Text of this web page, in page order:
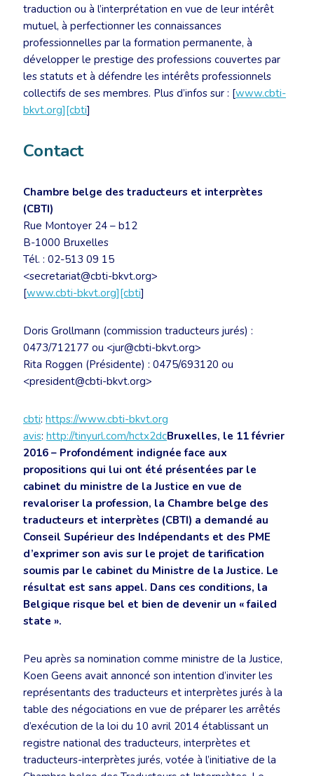
traduction ou à l’interprétation en vue de leur intérêt
mutuel, à perfectionner les connaissances
professionnelles par la formation permanente, à
développer le prestige des professions couvertes par
les statuts et à défendre les intérêts professionnels
collectifs de ses membres. Plus d’infos sur : [www.cbti-
bkvt.org][cbti]
Contact
Chambre belge des traducteurs et interprètes
(CBTI)
Rue Montoyer 24 – b12
B-1000 Bruxelles
Tél. : 02-513 09 15
<secretariat@cbti-bkvt.org>
[www.cbti-bkvt.org][cbti]
Doris Grollmann (commission traducteurs jurés) :
0473/712177 ou <jur@cbti-bkvt.org>
Rita Roggen (Présidente) : 0475/693120 ou
<president@cbti-bkvt.org>
cbti: https://www.cbti-bkvt.org
avis: http://tinyurl.com/hctx2dcBruxelles, le 11 février
2016 – Profondément indignée face aux
propositions qui lui ont été présentées par le
cabinet du ministre de la Justice en vue de
revaloriser la profession, la Chambre belge des
traducteurs et interprètes (CBTI) a demandé au
Conseil Supérieur des Indépendants et des PME
d’exprimer son avis sur le projet de tarification
soumis par le cabinet du Ministre de la Justice. Le
résultat est sans appel. Dans ces conditions, la
Belgique risque bel et bien de devenir un « failed
state ».
Peu après sa nomination comme ministre de la Justice,
Koen Geens avait annoncé son intention d’inviter les
représentants des traducteurs et interprètes jurés à la
table des négociations en vue de préparer les arrêtés
d’exécution de la loi du 10 avril 2014 établissant un
registre national des traducteurs, interprètes et
traducteurs-interprètes jurés, votée à l’initiative de la